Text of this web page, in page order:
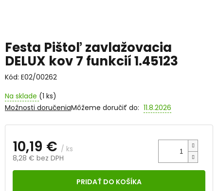
Festa Pištoľ zavlažovacia
DELUX kov 7 funkcií 1.45123
Kód: E02/00262
Na sklade (1 ks)
Môžeme doručiť do: 11.8.2026
Možnosti doručenia
10,19 € / ks
8,28 € bez DPH
Jednotková
PRIDAŤ DO KOŠÍKA